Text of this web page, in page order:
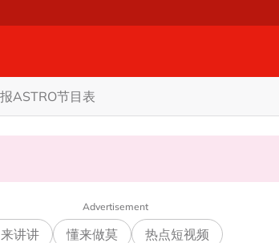
ASTRO节目表
民拨款政治化
Advertisement
讲讲 懂来做莫 热点短视频